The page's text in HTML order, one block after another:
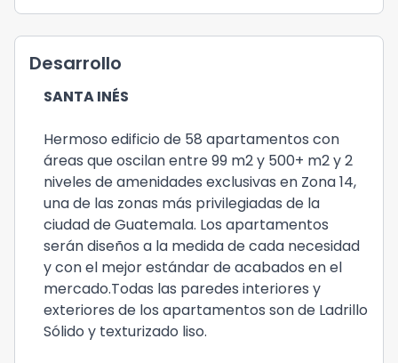
Desarrollo
SANTA INÉS
Hermoso edificio de 58 apartamentos con
áreas que oscilan entre 99 m2 y 500+ m2 y 2
niveles de amenidades exclusivas en Zona 14,
una de las zonas más privilegiadas de la
ciudad de Guatemala. Los apartamentos
serán diseños a la medida de cada necesidad
y con el mejor estándar de acabados en el
mercado.Todas las paredes interiores y
exteriores de los apartamentos son de Ladrillo
Sólido y texturizado liso.